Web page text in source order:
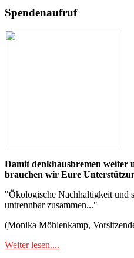
Spendenaufruf
Damit denkhausbremen weiter
brauchen wir Eure
"Ökologische Nachhaltigkeit und
untrennbar zusammen..."
(Monika Möhlenkamp,
Weiter lesen....